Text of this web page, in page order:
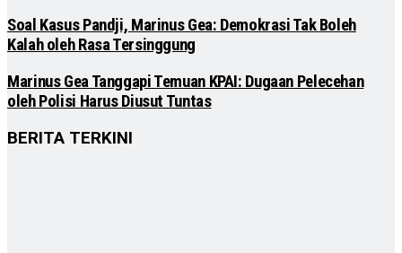
Soal Kasus Pandji, Marinus Gea: Demokrasi Tak Boleh
Kalah oleh Rasa Tersinggung
Marinus Gea Tanggapi Temuan KPAI: Dugaan Pelecehan
oleh Polisi Harus Diusut Tuntas
BERITA TERKINI